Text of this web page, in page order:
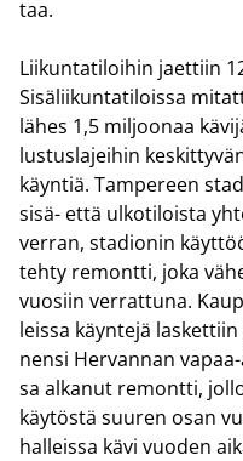
taa.
Lii­kun­ta­ti­loi­hin jaet­tiin
Si­sä­lii­kun­ta­ti­lois­sa
lähes 1,5 mil­joo­naa
lus­tus­la­jei­hin
käyn­tiä. Tam­pe­reen
sisä- että ul­ko­ti­lois­ta
ver­ran, sta­dio­nin
tehty re­mont­ti, joka
vuo­siin ver­rat­tu­na.
leis­sa käyn­te­jä
nen­si Her­van­nan
sa al­ka­nut re­mont­ti,
käy­tös­tä suu­ren osan
hal­leis­sa kävi vuo­den